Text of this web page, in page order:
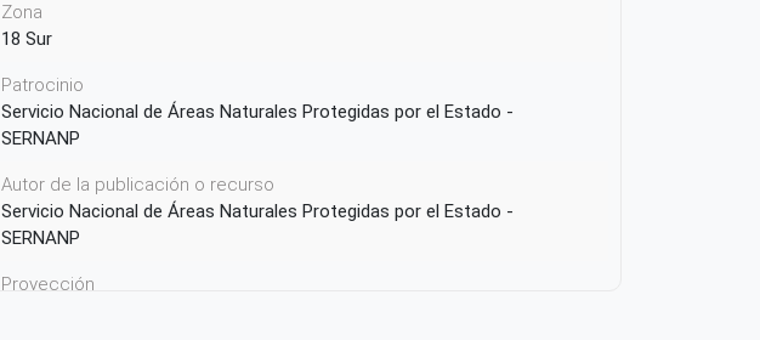
Zona
18 Sur
Patrocinio
Servicio Nacional de Áreas Naturales Protegidas por el Estado -
SERNANP
Autor de la publicación o recurso
Servicio Nacional de Áreas Naturales Protegidas por el Estado -
SERNANP
Proyección